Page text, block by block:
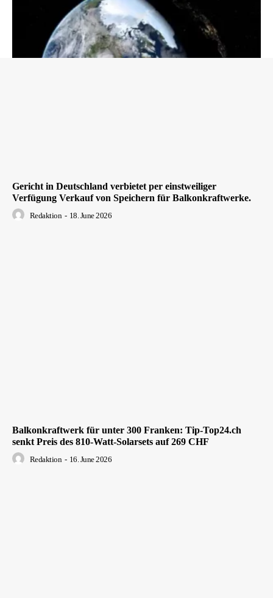
Gericht in Deutschland verbietet per einstweiliger
Verfügung Verkauf von Speichern für Balkonkraftwerke.
Redaktion - 18. June 2026
Balkonkraftwerk für unter 300 Franken: Tip-Top24.ch
senkt Preis des 810-Watt-Solarsets auf 269 CHF
Redaktion - 16. June 2026